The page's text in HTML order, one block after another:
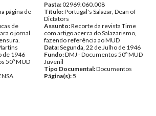
página de
de
o jornal
de 1946
50º MUD
Pasta:02969.060.008
Título:Portugal's Salazar, Dean of
Dictators
Assunto:Recorte da revista Time
com artigo acerca do Salazarismo,
fazendo referência ao MUD
Data:Segunda, 22 de Julho de 1946
Fundo:DMJ - Documentos 50º MUD
Juvenil
Tipo Documental:Documentos
Página(s):5